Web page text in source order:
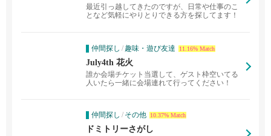
最近引っ越してきたのですが、日常や仕事のこ
となど気軽にやりとりできる方を探してます！
仲間探し / 趣味・遊び友達 11.16% Match
July4th 花火
誰か会場チケット当選して、ゲスト枠空いてる
人いたら一緒に会場連れて行ってください！
仲間探し / その他 10.37% Match
ドミトリーさがし